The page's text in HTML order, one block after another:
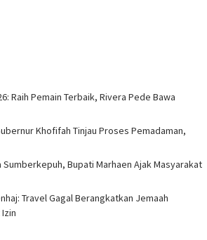
Raih Pemain Terbaik, Rivera Pede Bawa
Khofifah Tinjau Proses Pemadaman,
Sumberkepuh, Bupati Marhaen Ajak Masyarakat
Travel Gagal Berangkatkan Jemaah